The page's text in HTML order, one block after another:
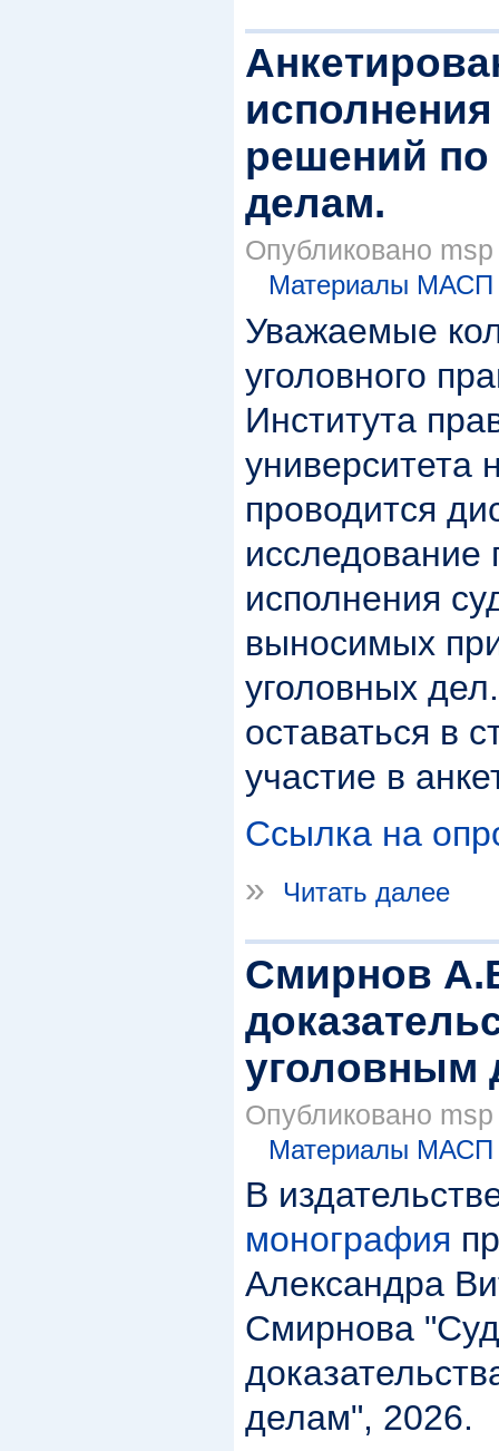
решений
делам.
Опубликовано
Материалы МАСП
Уважаемые
уголовного
Института
университета
проводится
исследование
исполнения
выносимых
уголовных
оставаться в
участие в
Ссылка на
»
Читать далее
Смирнов
уголовным
Опубликовано
Материалы МАСП
В
монография
Александра
Смирнова
делам", 2026.